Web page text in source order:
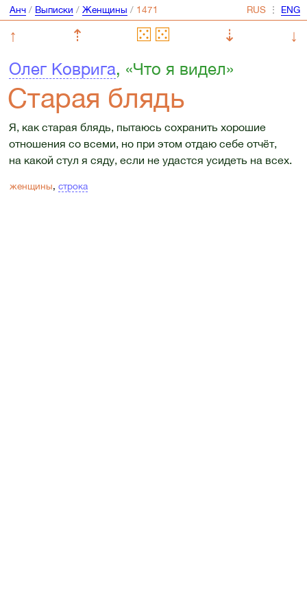
Анч/ Выписки / Женщины / ⋮
↑ ⇡ ⇣
↓
Олег Коврига, «Что я видел»
Старая блядь
Я, как старая блядь, пытаюсь сохранить хорошие
отношения со всеми, но при этом отдаю себе отчёт,
на какой стул я сяду, если не удастся усидеть на всех.
женщины, строка